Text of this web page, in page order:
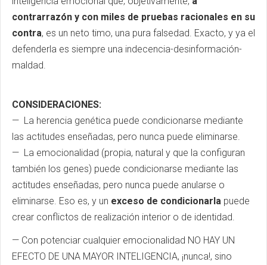
contrarrazón y con miles de pruebas racionales en su
contra, es un neto timo, una pura falsedad. Exacto, y ya el
defenderla es siempre una indecencia-desinformación-
maldad.
CONSIDERACIONES:
— La herencia genética puede condicionarse mediante
las actitudes enseñadas, pero nunca puede eliminarse.
— La emocionalidad (propia, natural y que la configuran
también los genes) puede condicionarse mediante las
actitudes enseñadas, pero nunca puede anularse o
eliminarse. Eso es, y un exceso de condicionarla puede
crear conflictos de realización interior o de identidad.
— Con potenciar cualquier emocionalidad NO HAY UN
EFECTO DE UNA MAYOR INTELIGENCIA, ¡nunca!, sino